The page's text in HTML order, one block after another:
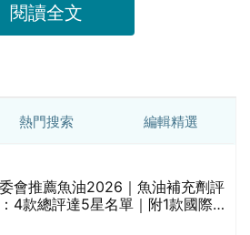
閱讀全文
熱門搜索 編輯精選
會推薦魚油2026｜魚油補充劑評
4款總評達5星名單｜附1款國際